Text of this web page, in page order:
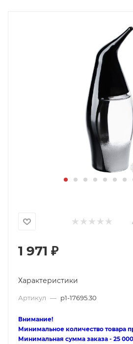
1 971 ₽
Характеристики
Артикул — p1-17695.30
Внимание!
Минимальное количество товара
Минимальная сумма заказа - 25